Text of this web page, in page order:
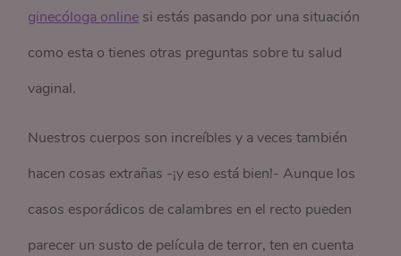
ginecóloga online si estás pasando por una situación
como esta o tienes otras preguntas sobre tu salud
vaginal.
Nuestros cuerpos son increíbles y a veces también
hacen cosas extrañas -¡y eso está bien!- Aunque los
casos esporádicos de calambres en el recto pueden
parecer un susto de película de terror, ten en cuenta